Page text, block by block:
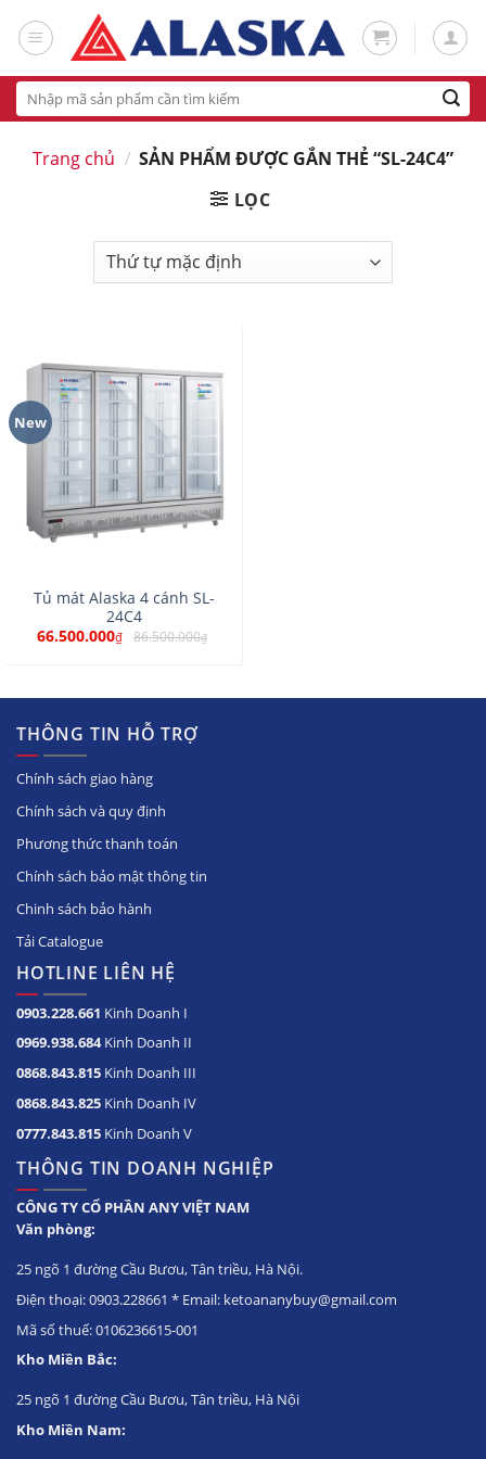
Tìm
kiếm:
Trang chủ / SẢN PHẨM ĐƯỢC GẮN THẺ “SL-24C4”
LỌC
New
Tủ mát Alaska 4 cánh SL-
24C4
66.500.000₫ 86.500.000₫
THÔNG TIN HỖ TRỢ
Chính sách giao hàng
Chính sách và quy định
Phương thức thanh toán
Chính sách bảo mật thông tin
Chinh sách bảo hành
Tải Catalogue
HOTLINE LIÊN HỆ
0903.228.661 Kinh Doanh I
0969.938.684Kinh Doanh II
0868.843.815 Kinh Doanh III
0868.843.825 Kinh Doanh IV
0777.843.815 Kinh Doanh V
THÔNG TIN DOANH NGHIỆP
CÔNG TY CỔ PHẦN ANY VIỆT NAM
Văn phòng:
25 ngõ 1 đường Cầu Bươu, Tân triều, Hà Nội.
Điện thoại: 0903.228661 * Email: ketoananybuy@gmail.com
Mã số thuế: 0106236615-001
Kho Miền Bắc:
25 ngõ 1 đường Cầu Bươu, Tân triều, Hà Nội
Kho Miền Nam: